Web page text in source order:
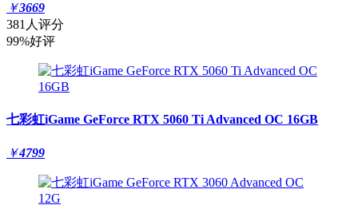
￥3669
381人评分
99%好评
七彩虹iGame GeForce RTX 5060 Ti Advanced OC 16GB
￥4799